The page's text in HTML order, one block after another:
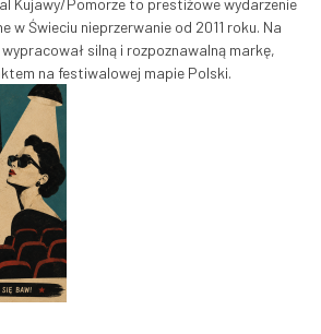
Kujawy/Pomorze to prestiżowe wydarzenie
w Świeciu nieprzerwanie od 2011 roku. Na
silną i rozpoznawalną markę,
na festiwalowej mapie Polski.